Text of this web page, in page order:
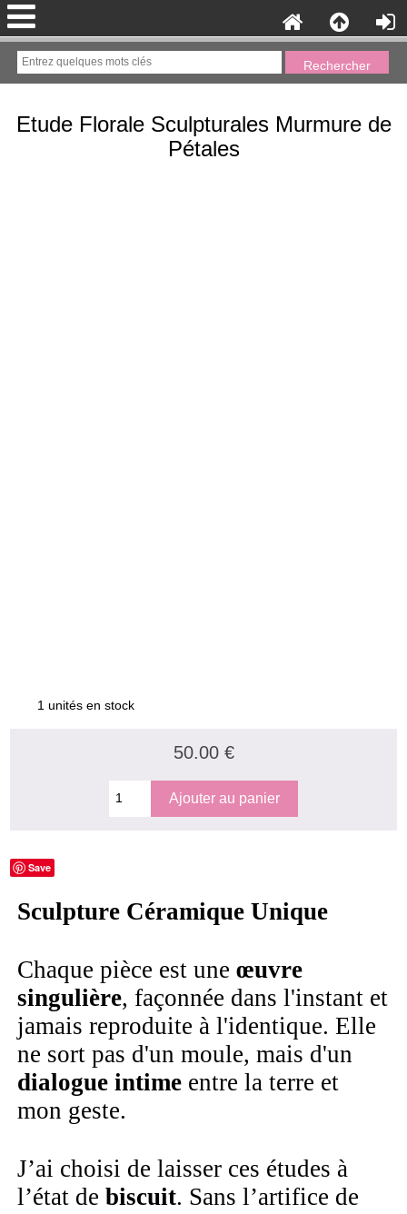
Etude Florale Sculpturales Murmure de
Pétales
1 unités en stock
50.00 €
Save
Sculpture Céramique Unique
Chaque pièce est uneœuvre
singulière, façonnée dans l'instant et
jamais reproduite à l'identique. Elle
ne sort pas d'un moule, mais d'un
dialogue intime entre la terre et
mon geste.
J’ai choisi de laisser ces études à
l’état debiscuit. Sans l’artifice de